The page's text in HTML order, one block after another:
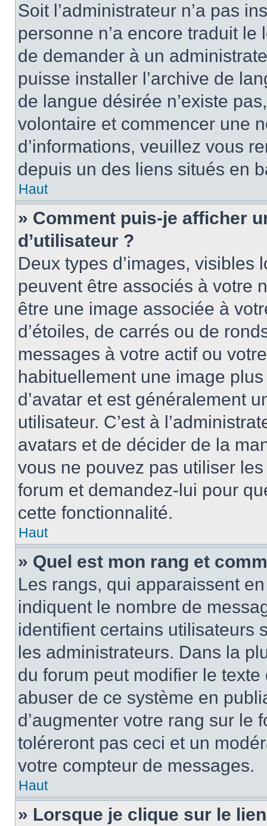
Soit l’administrateur n’a pas
personne n’a encore traduit
de demander à un
puisse installer l’archive de
de langue désirée n’existe
volontaire et commencer une
d’informations, veuillez vous
depuis un des liens situés en
Haut
» Comment puis-je afficher
d’utilisateur ?
Deux types d’images,
peuvent être associés à votre
être une image associée à
d’étoiles, de carrés ou de
messages à votre actif ou
habituellement une image
d’avatar et est généralement
utilisateur. C’est à
avatars et de décider de la
vous ne pouvez pas utiliser
forum et demandez-lui pour
cette fonctionnalité.
Haut
» Quel est mon rang et
Les rangs, qui apparaissent
indiquent le nombre de
identifient certains utilisateurs
les administrateurs. Dans la
du forum peut modifier le
abuser de ce système en
d’augmenter votre rang sur le
toléreront pas ceci et un
votre compteur de messages.
Haut
» Lorsque je clique sur le